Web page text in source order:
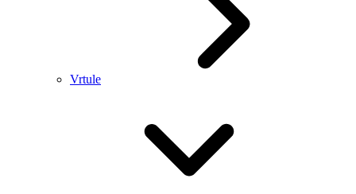
Vrtule